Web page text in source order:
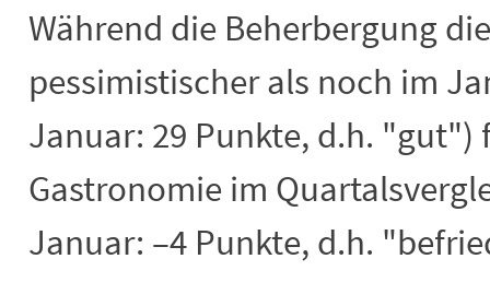
Während die Beherbergung
pessimistischer als noch im
Januar: 29 Punkte, d.h. "gut")
Gastronomie im
Januar: –4 Punkte, d.h.